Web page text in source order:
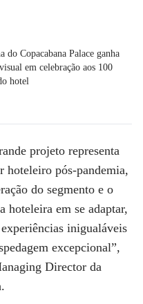
do Copacabana Palace ganha
em celebração aos 100
hotel
projeto representa
hoteleiro pós-pandemia,
do segmento e o
hoteleira em se adaptar,
inigualáveis
excepcional”,
Director da